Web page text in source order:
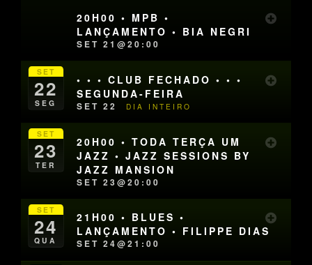
20H00 • MPB •
LANÇAMENTO • BIA NEGRI
SET 21@20:00
SET
22
SEG
• • • CLUB FECHADO • • •
SEGUNDA-FEIRA
SET 22 DIA INTEIRO
SET
23
TER
20H00 • TODA TERÇA UM
JAZZ • JAZZ SESSIONS BY
JAZZ MANSION
SET 23@20:00
SET
24
QUA
21H00 • BLUES •
LANÇAMENTO • FILIPPE DIAS
SET 24@21:00